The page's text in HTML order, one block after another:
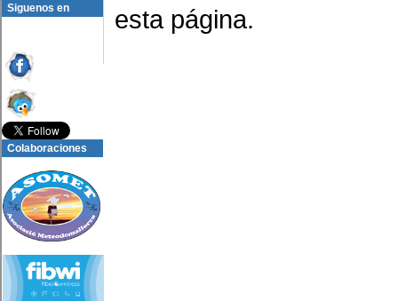
Siguenos en
Colaboraciones
esta página.